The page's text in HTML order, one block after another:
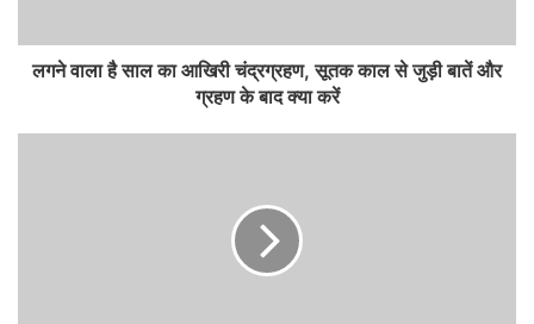
लगने वाला है साल का आखिरी चंद्रग्रहण, सूतक काल से जुड़ी बातें और
ग्रहण के बाद क्या करें